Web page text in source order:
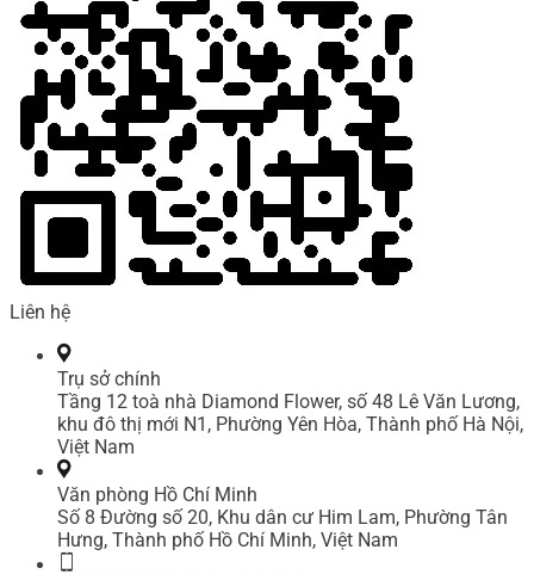
Liên hệ
Trụ sở chính
Tầng 12 toà nhà Diamond Flower, số 48 Lê Văn Lương,
khu đô thị mới N1, Phường Yên Hòa, Thành phố Hà Nội,
Việt Nam
Văn phòng Hồ Chí Minh
Số 8 Đường số 20, Khu dân cư Him Lam, Phường Tân
Hưng, Thành phố Hồ Chí Minh, Việt Nam